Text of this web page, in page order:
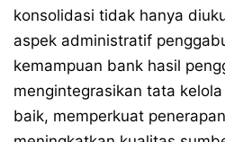
konsolidasi tidak hanya
aspek administratif
kemampuan bank hasil
mengintegrasikan tata
baik, memperkuat